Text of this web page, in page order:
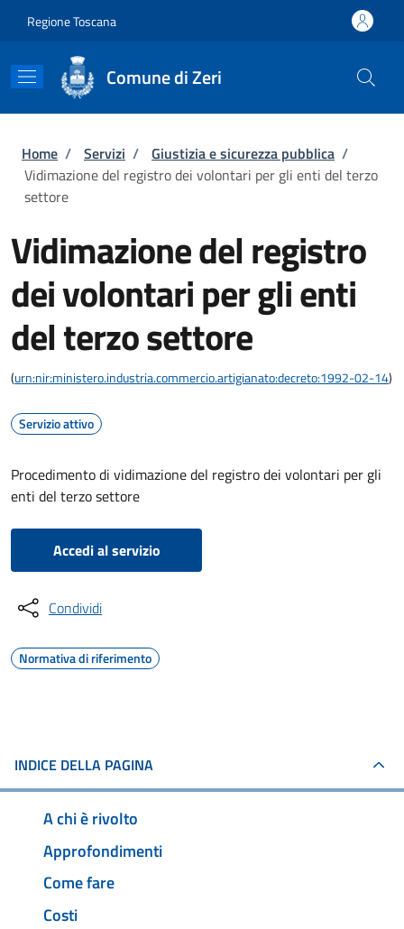
Regione Toscana
Comune di Zeri
Briciole di pane
Home / Servizi / Giustizia e sicurezza pubblica /
Vidimazione del registro dei volontari per gli enti del terzo
settore
Vidimazione del registro
dei volontari per gli enti
del terzo settore
(urn:nir:ministero.industria.commercio.artigianato:decreto:1992-02-14)
Servizio attivo
Procedimento di vidimazione del registro dei volontari per gli
enti del terzo settore
Accedi al servizio
Condividi
Normativa di riferimento
INDICE DELLA PAGINA
A chi è rivolto
Approfondimenti
Come fare
Costi